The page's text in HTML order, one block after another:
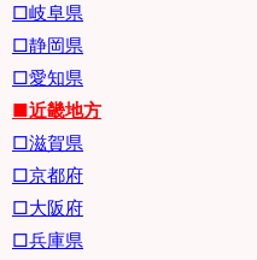
□岐阜県
□静岡県
□愛知県
■近畿地方
□滋賀県
□京都府
□大阪府
□兵庫県